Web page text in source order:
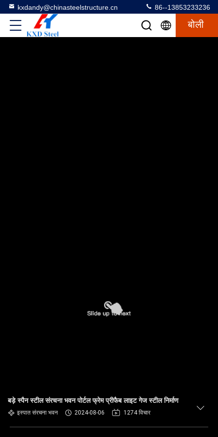
kxdandy@chinasteelstructure.cn 86--13853233236
बोली
बड़े स्पैन स्टील संरचना भवन पोर्टल फ्रेम प्रीफैब लाइट गेज स्टील निर्माण
इस्पात संरचना भवन 2024-08-06 1274 विचार